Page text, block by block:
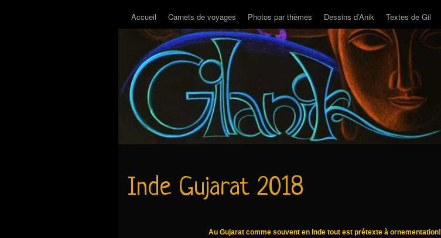
Accueil Carnets de voyages Photos par thèmes Dessins d’Anik Textes de Gil
Inde Gujarat 2018
Au Gujarat comme souvent en Inde tout est prétexte à ornementation!